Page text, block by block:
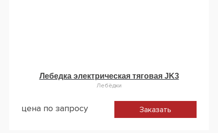
Лебедка электрическая тяговая JK3
Лебёдки
цена по запросу Заказать